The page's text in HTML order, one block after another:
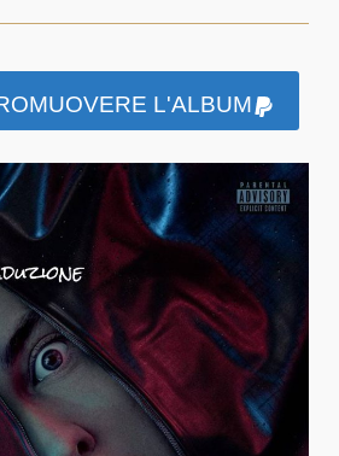
L'ALBUM